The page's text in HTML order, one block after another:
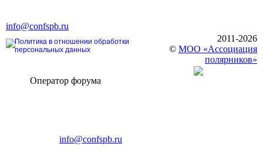
info@confspb.ru
Политика в отношении обработки
персональных данных
2011-2026
© МОО «Ассоциация
полярников»
Оператор форума
E-mail:info@confspb.ru